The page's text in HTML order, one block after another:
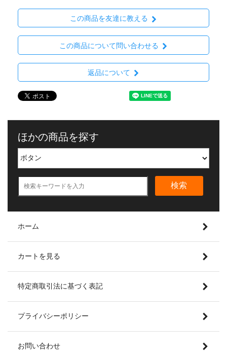
この商品を友達に教える
この商品について問い合わせる
返品について
ほかの商品を探す
検索
ホーム
カートを見る
特定商取引法に基づく表記
プライバシーポリシー
お問い合わせ